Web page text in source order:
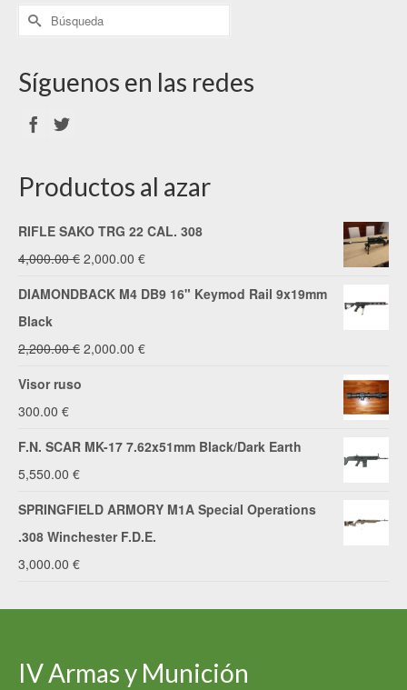
Síguenos en las redes
Productos al azar
RIFLE SAKO TRG 22 CAL. 308
4,000.00€ El
precio
2,000.00 €El
precio
DIAMONDBACK M4 DB9 16" Keymod Rail 9x19mm
Black
2,200.00€ El
2,200.00 €.
2,000.00 €El
2,000.00 €.
Visor ruso
300.00 €
F.N. SCAR MK-17 7.62x51mm Black/Dark Earth
5,550.00 €
SPRINGFIELD ARMORY M1A Special Operations
.308 Winchester F.D.E.
3,000.00 €
IV Armas y Munición